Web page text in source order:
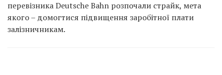
перевізника Deutsche Bahn розпочали страйк, мета
якого – домогтися підвищення заробітної плати
залізничникам.